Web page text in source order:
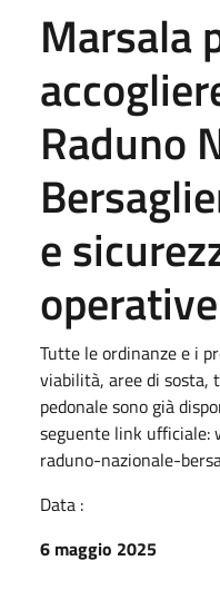
Marsala
Raduno
e
operative
Tutte le ordinanze e i
viabilità, aree di sosta,
pedonale sono già
seguente link ufficiale:
raduno-nazionale-
Data :
6 maggio 2025